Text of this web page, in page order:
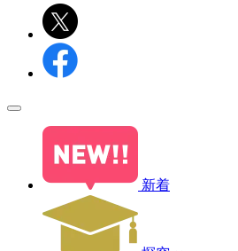
新着